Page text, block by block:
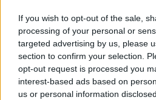
If you wish to opt-out of the sale,
processing of your personal or
targeted advertising by us, please
section to confirm your selection.
opt-out request is processed you
interest-based ads based on
us or personal information
document”, ενώ ανακοίνωσε
πρωτοβουλία θα προβλέπει
ασθενών ως
Αξιολόγησης. Όπως
συμμετοχή των ασθενών